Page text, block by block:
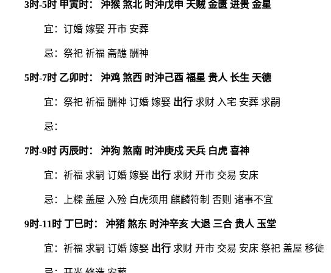
3时-5时 甲寅时： 沖猴 煞北 时沖戊申 天贼 金匮 进贵 金星
宜：订婚 嫁娶 开市 安葬
忌：祭祀 祈福 斋醮 酬神
5时-7时 乙卯时： 沖鸡 煞西 时沖己酉 福星 贵人 长生 天德
宜：祭祀 祈福 酬神 订婚 嫁娶 出行 求财 入宅 安葬 求嗣
忌：
7时-9时 丙辰时： 沖狗 煞南 时沖庚戍 天兵 白虎 喜神
宜：祈福 求嗣 订婚 嫁娶 出行 求财 开市 交易 安床
忌：上樑 盖屋 入殓 白虎须用 麒麟符制 否则 诸事不宜
9时-11时 丁巳时： 沖猪 煞东 时沖辛亥 大退 三合 贵人 玉堂
宜：祈福 求嗣 订婚 嫁娶 出行 求财 开市 交易 安床 祭祀 盖屋 移徙